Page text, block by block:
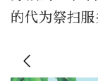
的代为祭扫服